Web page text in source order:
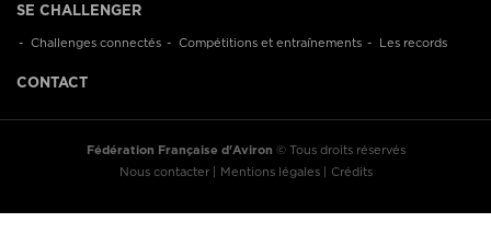
SE CHALLENGER
Challenges connectés Compétitions et entraînements Les records
CONTACT
Fédération Française d'Aviron © Tous droits réservés
Nous contacter
Mentions légales Crédits